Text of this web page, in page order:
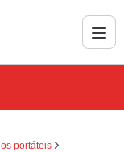
portáteis